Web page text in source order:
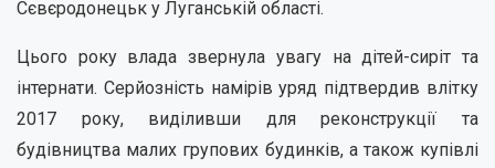
Сєвєродонецьк у Луганській області.
Цього року влада звернула увагу на дітей-сиріт та
інтернати. Серйозність намірів уряд підтвердив влітку
2017 року, виділивши для реконструкції та
будівництва малих групових будинків, а також купівлі